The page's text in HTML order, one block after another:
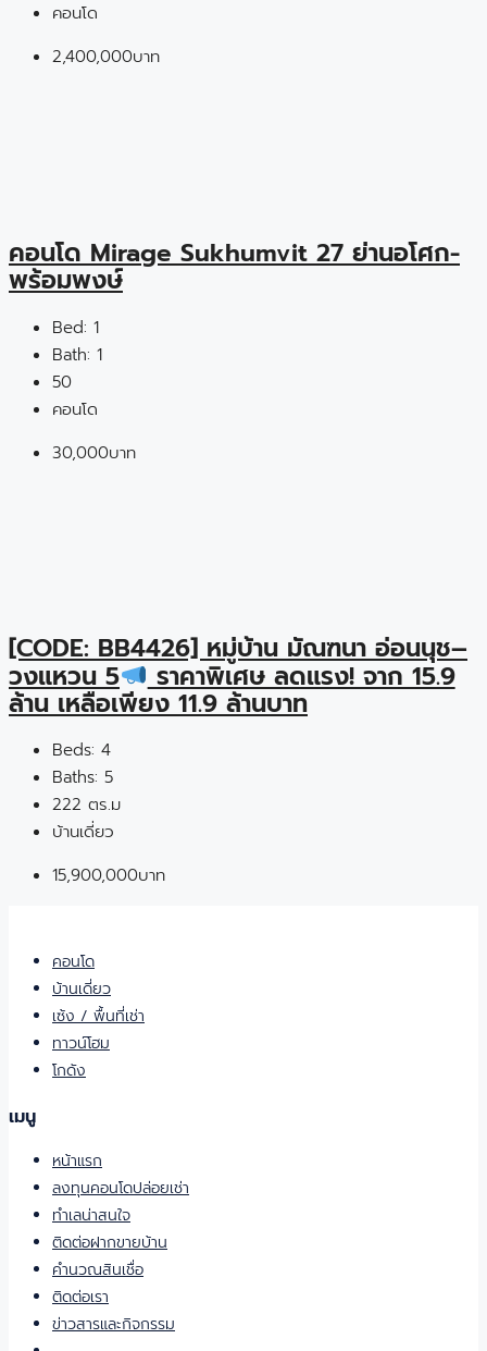
คอนโด
2,400,000บาท
คอนโด Mirage Sukhumvit 27 ย่านอโศก-
พร้อมพงษ์
Bed: 1
Bath: 1
50
คอนโด
30,000บาท
[CODE: BB4426] หมู่บ้าน มัณฑนา อ่อนนุช–
วงแหวน 5 ราคาพิเศษ ลดแรง! จาก 15.9
ล้าน เหลือเพียง 11.9 ล้านบาท
Beds: 4
Baths: 5
222 ตร.ม
บ้านเดี่ยว
15,900,000บาท
คอนโด
บ้านเดี่ยว
เซ้ง / พื้นที่เช่า
ทาวน์โฮม
โกดัง
เมนู
หน้าแรก
ลงทุนคอนโดปล่อยเช่า
ทำเลน่าสนใจ
ติดต่อฝากขายบ้าน
คำนวณสินเชื่อ
ติดต่อเรา
ข่าวสารและกิจกรรม